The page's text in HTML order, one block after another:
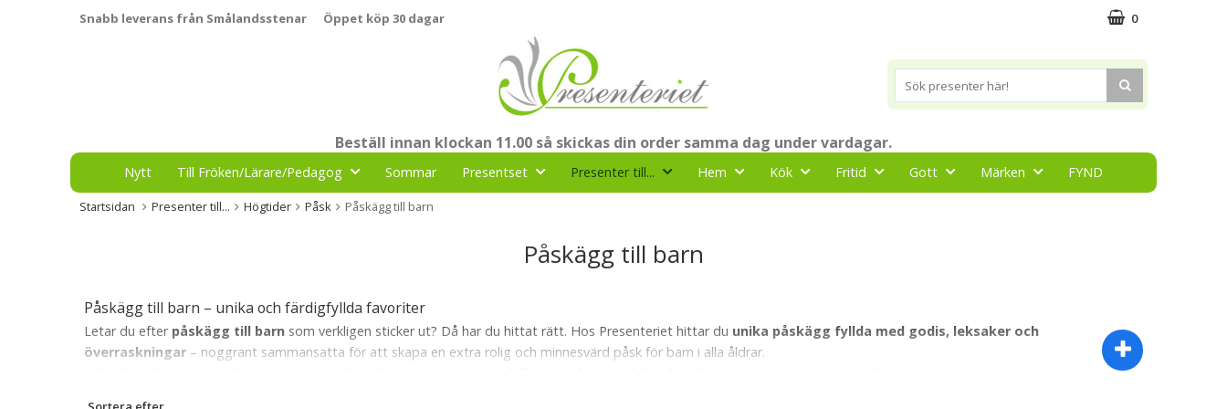
Snabb leverans från Smålandsstenar Öppet köp 30 dagar 0
Beställ innan klockan 11.00 så skickas din order samma dag under vardagar.
Nytt Till Fröken/Lärare/Pedagog Sommar Presentset Presenter till... Hem Kök Fritid Gott Märken FYND
Startsidan Presenter till... Högtider Påsk Påskägg till barn
Påskägg till barn
Påskägg till barn – unika och färdigfyllda favoriter
Letar du efter påskägg till barn som verkligen sticker ut? Då har du hittat rätt. Hos Presenteriet hittar du unika påskägg fyllda med godis, leksaker och
överraskningar – noggrant sammansatta för att skapa en extra rolig och minnesvärd påsk för barn i alla åldrar.